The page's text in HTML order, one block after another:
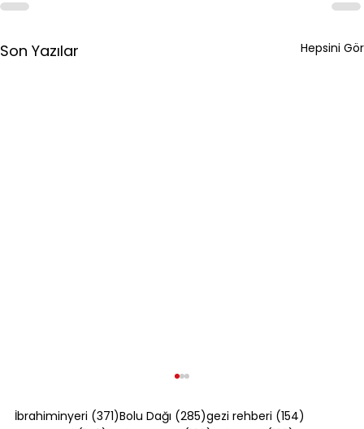
Son Yazılar Hepsini Gör
İbrahiminyeri (371)371 yazı
Bolu Dağı (285)285 yazı
gezi rehberi (154)